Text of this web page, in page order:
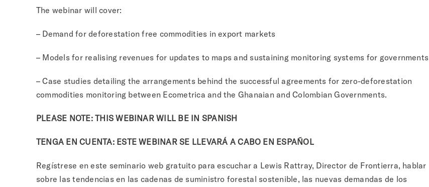
The webinar will cover:
– Demand for deforestation free commodities in export markets
– Models for realising revenues for updates to maps and sustaining monitoring systems for governments
– Case studies detailing the arrangements behind the successful agreements for zero-deforestation
commodities monitoring between Ecometrica and the Ghanaian and Colombian Governments.
PLEASE NOTE: THIS WEBINAR WILL BE IN SPANISH
TENGA EN CUENTA: ESTE WEBINARSE LLEVARÁ A CABO EN ESPAÑOL
Regístrese en este seminario web gratuito para escuchar a Lewis Rattray, Director de Frontierra, hablar
sobre las tendencias en las cadenas de suministro forestal sostenible, las nuevas demandas de los